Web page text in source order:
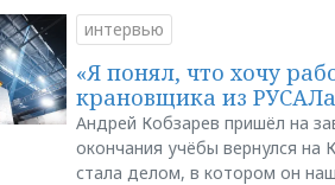
интервью
«Я понял, что хочу
крановщика из РУСАЛа
Андрей Кобзарев пришёл на
окончания учёбы вернулся на
стала делом, в котором он